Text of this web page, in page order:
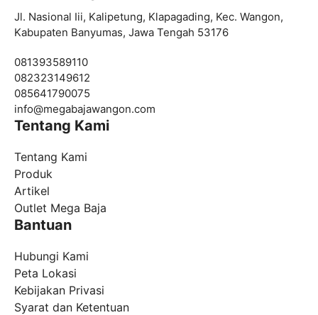
Jl. Nasional Iii, Kalipetung, Klapagading, Kec. Wangon,
Kabupaten Banyumas, Jawa Tengah 53176
081393589110
082323149612
085641790075
info@megabajawangon.com
Tentang Kami
Tentang Kami
Produk
Artikel
Outlet Mega Baja
Bantuan
Hubungi Kami
Peta Lokasi
Kebijakan Privasi
Syarat dan Ketentuan